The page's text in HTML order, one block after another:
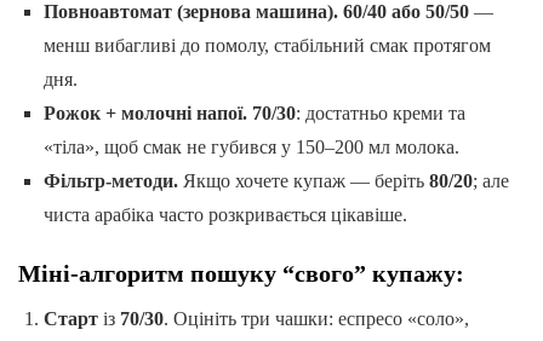
Повноавтомат (зернова машина). 60/40 або 50/50—
менш вибагливі до помолу, стабільний смак протягом
дня.
Рожок + молочні напої. 70/30: достатньо креми та
«тіла», щоб смак не губився у 150–200 мл молока.
Фільтр-методи.Якщо хочете купаж — беріть 80/20; але
чиста арабіка часто розкривається цікавіше.
Міні-алгоритм пошуку “свого” купажу:
Стартіз 70/30. Оцініть три чашки: еспресо «соло»,